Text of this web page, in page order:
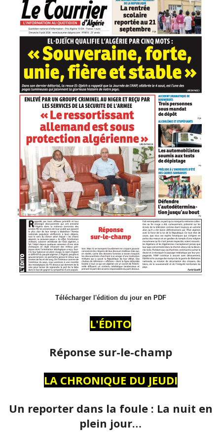
Télécharger l'édition du jour en PDF
L'ÉDITO
Réponse sur-le-champ
LA CHRONIQUE DU JEUDI
Un reporter dans la foule : La nuit en
plein jour…